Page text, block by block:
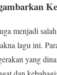
menjadi
lagu ini.
yang